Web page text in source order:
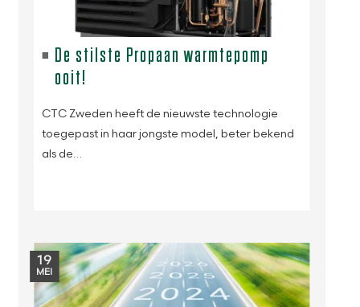
De stilste Propaan warmtepomp
ooit!
CTC Zweden heeft de nieuwste technologie
toegepast in haar jongste model, beter bekend
als de…
19
MEI